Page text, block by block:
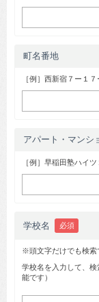
町名番地
［例］西新宿７ー１７
アパート・マンシ
［例］早稲田塾ハイツ
学校名 必須
※頭文字だけでも検索
学校名を入力して、
能です）